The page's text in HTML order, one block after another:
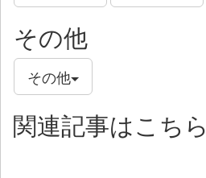
その他
その他
関連記事はこちら